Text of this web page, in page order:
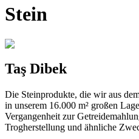
Stein
Taş Dibek
Die Steinprodukte, die wir aus
in unserem 16.000 m² großen
Vergangenheit zur
Trogherstellung und ähnliche